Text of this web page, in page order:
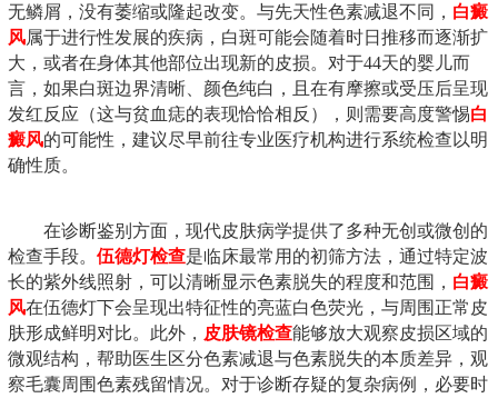
无鳞屑，没有萎缩或隆起改变。与先天性色素减退不同， 白癜
风属于进行性发展的疾病，白斑可能会随着时日推移而逐渐扩
大，或者在身体其他部位出现新的皮损。对于44天的婴儿而
言，如果白斑边界清晰、颜色纯白，且在有摩擦或受压后呈现
发红反应（这与贫血痣的表现恰恰相反），则需要高度警惕白
癜风的可能性，建议尽早前往专业医疗机构进行系统检查以明
确性质。
在诊断鉴别方面，现代皮肤病学提供了多种无创或微创的
检查手段。 伍德灯检查是临床最常用的初筛方法，通过特定波
长的紫外线照射，可以清晰显示色素脱失的程度和范围， 白癜
风在伍德灯下会呈现出特征性的亮蓝白色荧光，与周围正常皮
肤形成鲜明对比。此外， 皮肤镜检查能够放大观察皮损区域的
微观结构，帮助医生区分色素减退与色素脱失的本质差异，观
察毛囊周围色素残留情况。对于诊断存疑的复杂病例，必要时